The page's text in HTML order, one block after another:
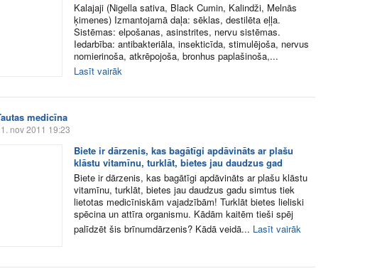
Kalajaji (Nigella sativa, Black Cumin, Kalindži, Melnās
ķimenes) Izmantojamā daļa: sēklas, destilēta eļļa.
Sistēmas: elpošanas, asinstrites, nervu sistēmas.
Iedarbība: antibakteriāla, insekticīda, stimulējoša, nervus
nomierinoša, atkrēpojoša, bronhus paplašinoša,...
Lasīt vairāk
medicīna
nov 2011 19:23
Biete ir dārzenis, kas bagātīgi apdāvināts ar plašu
klāstu vitamīnu, turklāt, bietes jau daudzus gad
Biete ir dārzenis, kas bagātīgi apdāvināts ar plašu klāstu
vitamīnu, turklāt, bietes jau daudzus gadu simtus tiek
lietotas medicīniskām vajadzībām! Turklāt bietes lieliski
spēcina un attīra organismu. Kādām kaitēm tieši spēj
palīdzēt šis brīnumdārzenis? Kādā veidā... Lasīt vairāk